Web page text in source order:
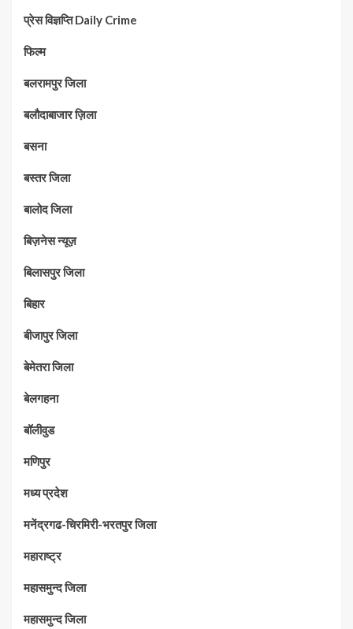
प्रेस विज्ञप्ति Daily Crime
फिल्म
बलरामपुर जिला
बलौदाबाजार ज़िला
बसना
बस्तर जिला
बालोद जिला
बिज़नेस न्यूज़
बिलासपुर जिला
बिहार
बीजापुर जिला
बेमेतरा जिला
बेलगहना
बॉलीवुड
मणिपुर
मध्‍य प्रदेश
मनेंद्रगढ-चिरमिरी-भरतपुर जिला
महाराष्‍ट्र
महासमुन्द जिला
महासमुन्द जिला